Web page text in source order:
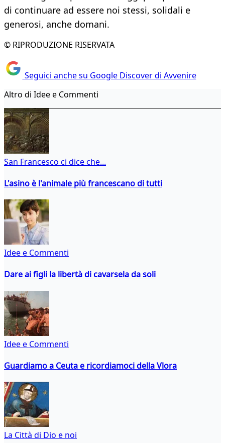
di continuare ad essere noi stessi, solidali e
generosi, anche domani.
© RIPRODUZIONE RISERVATA
Seguici anche su Google Discover di Avvenire
Altro di Idee e Commenti
San Francesco ci dice che...
L'asino è l'animale più francescano di tutti
Idee e Commenti
Dare ai figli la libertà di cavarsela da soli
Idee e Commenti
Guardiamo a Ceuta e ricordiamoci della Vlora
La Città di Dio e noi